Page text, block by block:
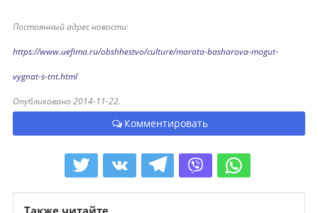
Постоянный адрес новости:
https://www.uefima.ru/obshhestvo/culture/marata-basharova-mogut-
vygnat-s-tnt.html
Опубликовано 2014-11-22.
Комментировать
Также читайте